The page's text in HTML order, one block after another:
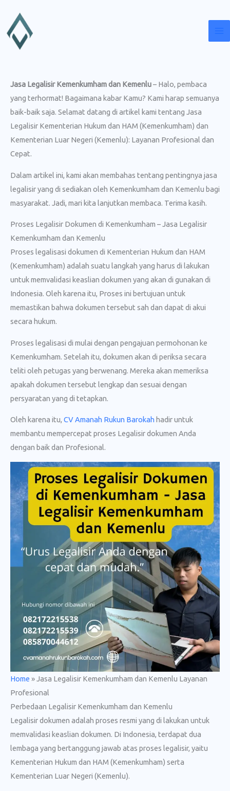
konten
Jasa Legalisir Kemenkumham dan Kemenlu– Halo, pembaca
yang terhormat! Bagaimana kabar Kamu? Kami harap semuanya
baik-baik saja. Selamat datang di artikel kami tentang Jasa
Legalisir Kementerian Hukum dan HAM (Kemenkumham) dan
Kementerian Luar Negeri (Kemenlu): Layanan Profesional dan
Cepat.
Dalam artikel ini, kami akan membahas tentang pentingnya jasa
legalisir yang di sediakan oleh Kemenkumham dan Kemenlu bagi
masyarakat. Jadi, mari kita lanjutkan membaca. Terima kasih.
Proses Legalisir Dokumen di Kemenkumham – Jasa Legalisir
Kemenkumham dan Kemenlu
Proses legalisasi dokumen di Kementerian Hukum dan HAM
(Kemenkumham) adalah suatu langkah yang harus di lakukan
untuk memvalidasi keaslian dokumen yang akan di gunakan di
Indonesia. Oleh karena itu, Proses ini bertujuan untuk
memastikan bahwa dokumen tersebut sah dan dapat di akui
secara hukum.
Proses legalisasi di mulai dengan pengajuan permohonan ke
Kemenkumham. Setelah itu, dokumen akan di periksa secara
teliti oleh petugas yang berwenang. Mereka akan memeriksa
apakah dokumen tersebut lengkap dan sesuai dengan
persyaratan yang di tetapkan.
Oleh karena itu, CV Amanah Rukun Barokah hadir untuk
membantu mempercepat proses Legalisir dokumen Anda
dengan baik dan Profesional.
Home »Jasa Legalisir Kemenkumham dan Kemenlu Layanan
Profesional
Perbedaan Legalisir Kemenkumham dan Kemenlu
Legalisir dokumen adalah proses resmi yang di lakukan untuk
memvalidasi keaslian dokumen. Di Indonesia, terdapat dua
lembaga yang bertanggung jawab atas proses legalisir, yaitu
Kementerian Hukum dan HAM (Kemenkumham) serta
Kementerian Luar Negeri (Kemenlu).